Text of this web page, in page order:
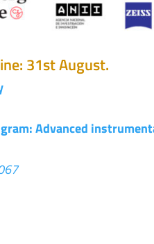
31st August.
Advanced